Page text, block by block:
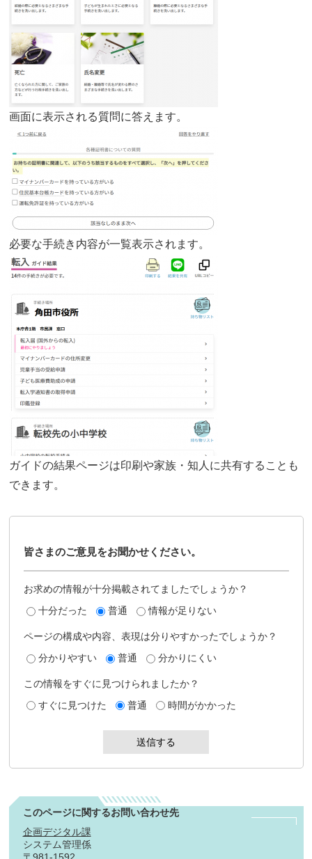
画面に表示される質問に答えます。
必要な手続き内容が一覧表示されます。
ガイドの結果ページは印刷や家族・知人に共有することも
できます。
皆さまのご意見をお聞かせください。
お求めの情報が十分掲載されてましたでしょうか？
十分だった
普通 情報が足りない
ページの構成や内容、表現は分りやすかったでしょうか？
分かりやすい
普通 分かりにくい
この情報をすぐに見つけられましたか？
すぐに見つけた
普通 時間がかかった
このページに関するお問い合わせ先
企画デジタル課
システム管理係